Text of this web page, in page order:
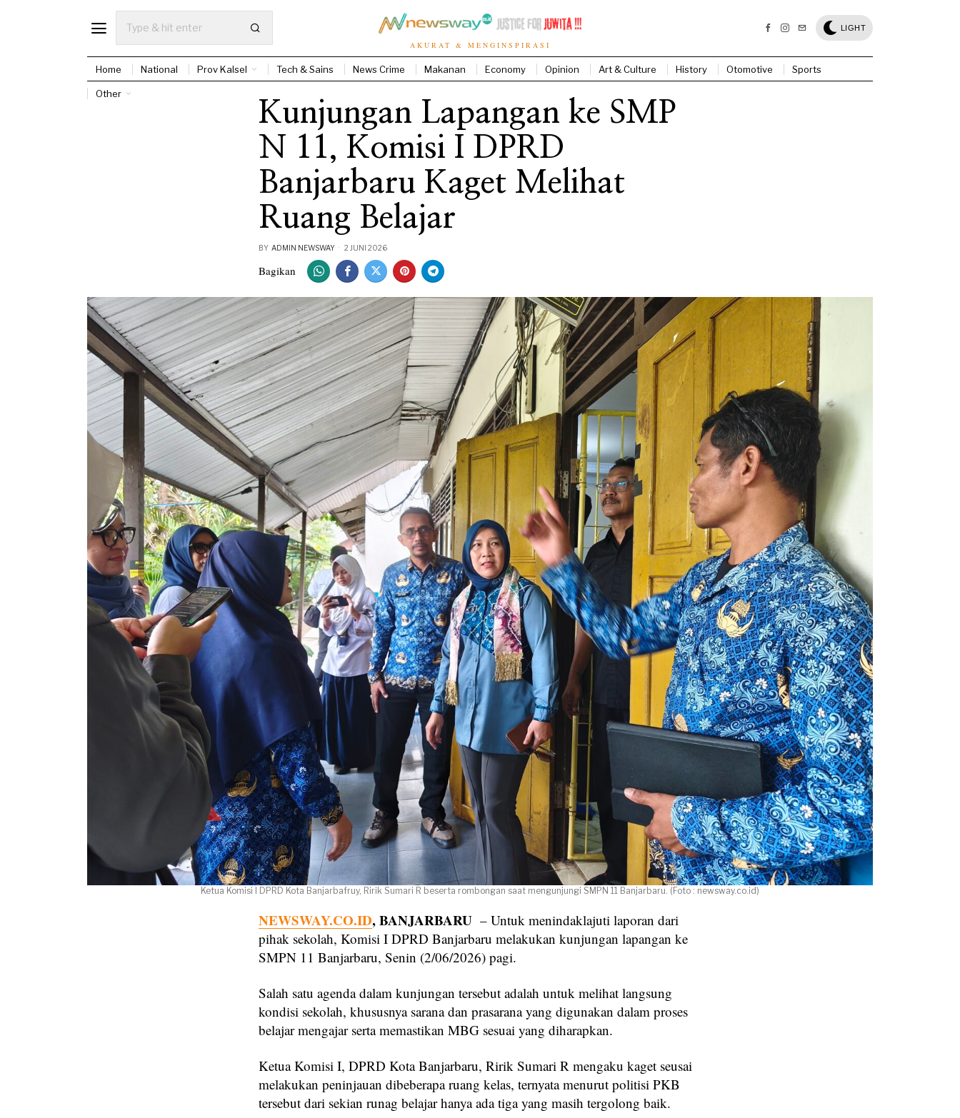
AKURAT & MENGINSPIRASI
LIGHT
Home National Prov Kalsel Tech & Sains News Crime Makanan Economy Opinion Art & Culture History Otomotive Sports
Other
Kunjungan Lapangan ke SMP
N 11, Komisi I DPRD
Banjarbaru Kaget Melihat
Ruang Belajar
BY ADMIN NEWSWAY 2 JUNI 2026
Bagikan
Ketua Komisi I DPRD Kota Banjarbafruy, Ririk Sumari R beserta rombongan saat mengunjungi SMPN 11 Banjarbaru. (Foto : newsway.co.id)
NEWSWAY.CO.ID, BANJARBARU – Untuk menindaklajuti laporan dari
pihak sekolah, Komisi I DPRD Banjarbaru melakukan kunjungan lapangan ke
SMPN 11 Banjarbaru, Senin (2/06/2026) pagi.
Salah satu agenda dalam kunjungan tersebut adalah untuk melihat langsung
kondisi sekolah, khususnya sarana dan prasarana yang digunakan dalam proses
belajar mengajar serta memastikan MBG sesuai yang diharapkan.
Ketua Komisi I, DPRD Kota Banjarbaru, Ririk Sumari R mengaku kaget seusai
melakukan peninjauan dibeberapa ruang kelas, ternyata menurut politisi PKB
tersebut dari sekian runag belajar hanya ada tiga yang masih tergolong baik.